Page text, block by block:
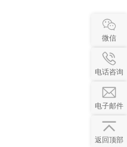
微信
电话咨询
电子邮件
返回顶部